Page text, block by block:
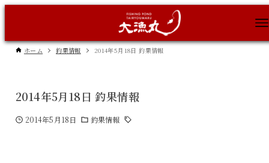
ホーム 釣果情報 2014年5月18日 釣果情報
2014年5月18日 釣果情報
2014年5月18日 釣果情報